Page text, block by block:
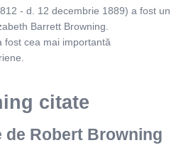
- d. 12 decembrie 1889) a fost un
Barrett Browning.
fost cea mai importantă
citate
de Robert Browning